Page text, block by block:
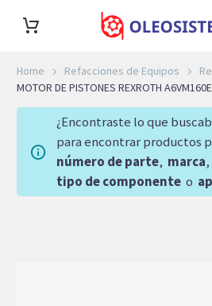
Home Refacciones de Equipos
MOTOR DE PISTONES REXROTH
¿Encontraste lo que
para encontrar productos
número de parte, marca,
tipo de componente o